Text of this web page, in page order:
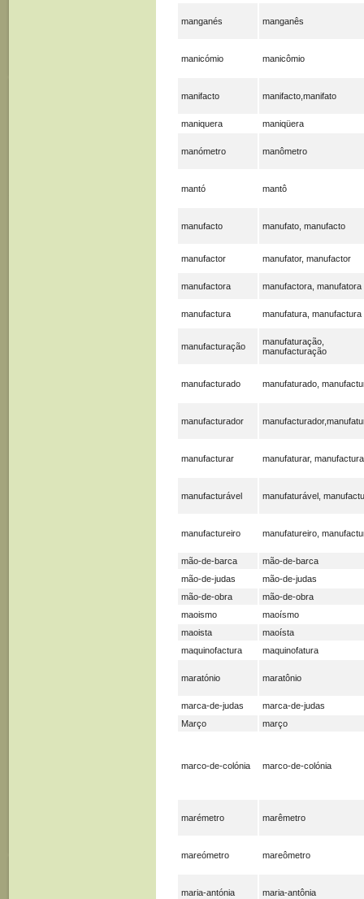
manganés manganês
manicómio manicômio
manifacto manifacto,manifato
maniquera maniqüera
manómetro manômetro
mantó mantô
manufacto manufato, manufacto
manufactor manufator, manufactor
manufactora manufactora, manufatora
manufactura manufatura, manufactura
manufacturação
manufaturação,
manufacturação
manufacturado manufaturado,
manufacturador
manufacturar manufaturar,
manufacturável manufaturável,
manufactureiro manufatureiro,
mão-de-barca
mão-de-barca
mão-de-judas
mão-de-judas
mão-de-obra
mão-de-obra
maoismo
maoísmo
maoista
maoísta
maquinofactura
maquinofatura
maratónio maratônio
marca-de-judas
marca-de-judas
Março
março
marco-de-colónia marco-de-colónia
marémetro marêmetro
mareómetro mareômetro
maria-antónia maria-antônia